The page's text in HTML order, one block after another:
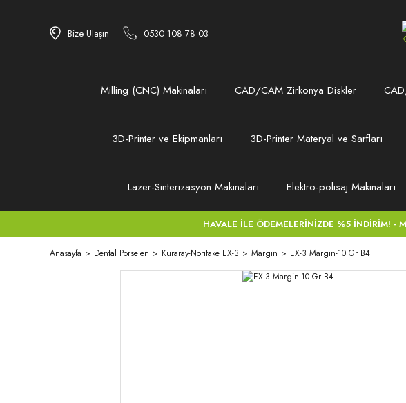
Bize Ulaşın 0530 108 78 03
Milling (CNC) Makinaları CAD/CAM Zirkonya Diskler
3D-Printer ve Ekipmanları 3D-Printer Materyal ve Sarfları
Lazer-Sinterizasyon Makinaları Elektro-polisaj Makinaları
HAVALE İLE ÖDEMELERİNİZDE %5 İNDİRİM!
Anasayfa Dental Porselen Kuraray-Noritake EX-3 Margin EX-3 Margin-10 Gr B4